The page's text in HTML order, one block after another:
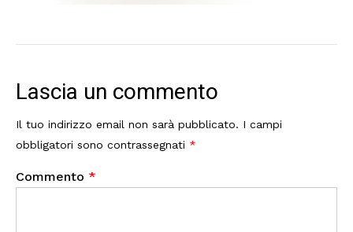
Lascia un commento
Il tuo indirizzo email non sarà pubblicato. I campi
obbligatori sono contrassegnati *
Commento *